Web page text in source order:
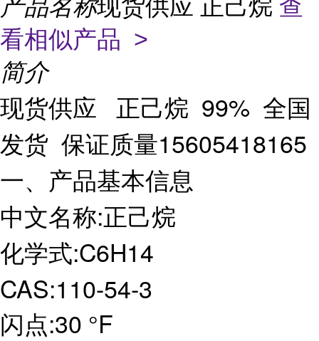
产品名称现货供应 正己烷 查
看相似产品 >
简介
现货供应 正己烷 99% 全国
发货 保证质量15605418165
一、产品基本信息
中文名称:正己烷
化学式:C6H14
CAS:110-54-3
闪点:30 °F